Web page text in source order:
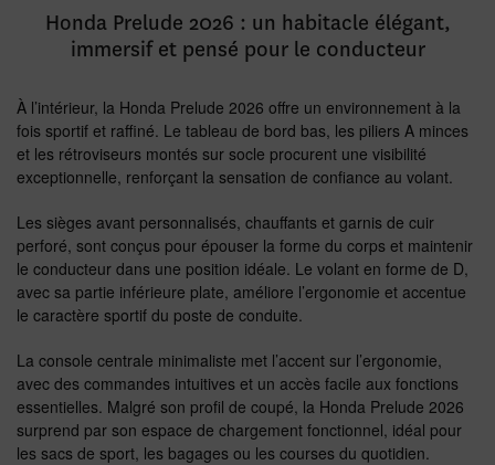
Honda Prelude 2026 : un habitacle élégant,
immersif et pensé pour le conducteur
À l’intérieur, la Honda Prelude 2026 offre un environnement à la
fois sportif et raffiné. Le tableau de bord bas, les piliers A minces
et les rétroviseurs montés sur socle procurent une visibilité
exceptionnelle, renforçant la sensation de confiance au volant.
Les sièges avant personnalisés, chauffants et garnis de cuir
perforé, sont conçus pour épouser la forme du corps et maintenir
le conducteur dans une position idéale. Le volant en forme de D,
avec sa partie inférieure plate, améliore l’ergonomie et accentue
le caractère sportif du poste de conduite.
La console centrale minimaliste met l’accent sur l’ergonomie,
avec des commandes intuitives et un accès facile aux fonctions
essentielles. Malgré son profil de coupé, la Honda Prelude 2026
surprend par son espace de chargement fonctionnel, idéal pour
les sacs de sport, les bagages ou les courses du quotidien.